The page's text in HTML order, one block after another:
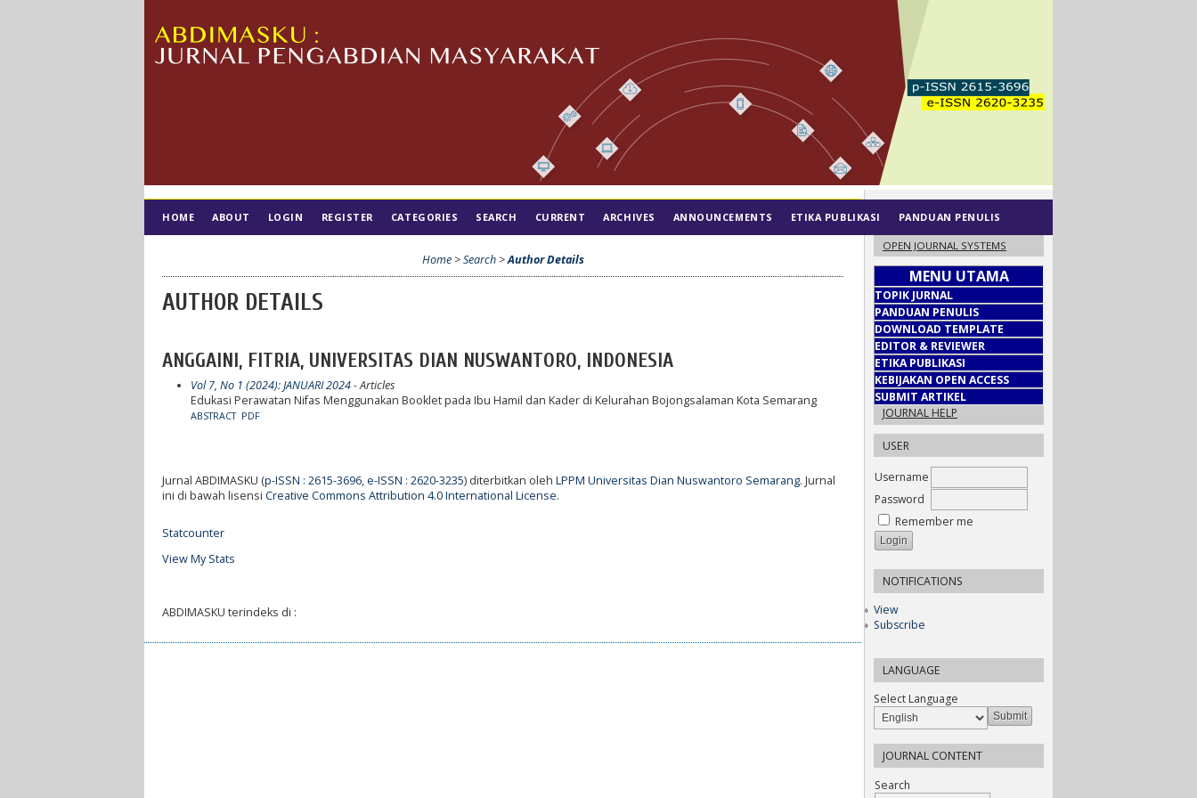
OPEN JOURNAL SYSTEMS
MENU UTAMA
TOPIK JURNAL
PANDUAN PENULIS
DOWNLOAD TEMPLATE
EDITOR & REVIEWER
ETIKA PUBLIKASI
KEBIJAKAN OPEN ACCESS
SUBMIT ARTIKEL
JOURNAL HELP
USER
Username
Password
Remember me
NOTIFICATIONS
View
Subscribe
LANGUAGE
Select Language
JOURNAL CONTENT
Search
HOME ABOUT LOGIN REGISTER CATEGORIES SEARCH CURRENT ARCHIVES ANNOUNCEMENTS ETIKA PUBLIKASI PANDUAN PENULIS
Home>Search>Author Details
AUTHOR DETAILS
ANGGAINI, FITRIA, UNIVERSITAS DIAN NUSWANTORO, INDONESIA
Vol 7, No 1 (2024): JANUARI 2024- Articles
Edukasi Perawatan Nifas Menggunakan Booklet pada Ibu Hamil dan Kader di Kelurahan Bojongsalaman Kota Semarang
ABSTRACT PDF
Jurnal ABDIMASKU (p-ISSN : 2615-3696,e-ISSN : 2620-3235) diterbitkan oleh LPPM Universitas Dian Nuswantoro Semarang. Jurnal
ini di bawah lisensi Creative Commons Attribution 4.0 International License.
Statcounter
View My Stats
ABDIMASKU terindeks di :